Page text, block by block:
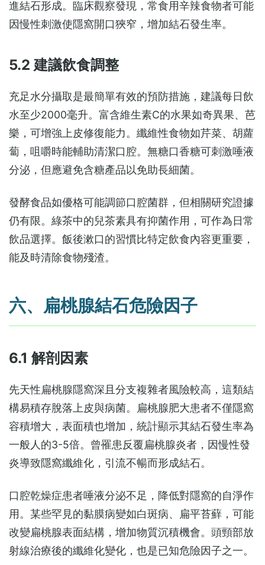
進結石形成。臨床觀察發現，常食用辛辣食物者可能
因慢性刺激使隱窩開口狹窄，增加結石發生率。
5.2 建議飲食調整
充足水分攝取是最簡單有效的預防措施，建議每日飲
水至少2000毫升。富含維生素C的水果如奇異果、芭
樂，可增強上皮修復能力。纖維性食物如芹菜、胡蘿
蔔，咀嚼時能輔助清潔口腔。無糖口香糖可刺激唾液
分泌，但應避免含糖產品以免助長細菌。
發酵食品如優格可能調節口腔菌群，但相關研究證據
仍有限。綠茶中的兒茶素具有抑菌作用，可作為日常
飲品選擇。飯後漱口的習慣比特定飲食內容更重要，
能及時清除食物殘渣。
六、扁桃腺結石危險因子
6.1 解剖因素
先天性扁桃腺隱窩深且分支複雜者風險較高，這類結
構易積存脫落上皮與病菌。扁桃腺肥大患者不僅隱窩
容積增大，表面積也增加，統計顯示其結石發生率為
一般人的3-5倍。曾罹患反覆扁桃腺炎者，因慢性發
炎導致隱窩纖維化，引流不暢而形成結石。
口腔乾燥症患者唾液分泌不足，降低對隱窩的自淨作
用。某些罕見的黏膜病變如白斑病、扁平苔蘚，可能
改變扁桃腺表面結構，增加物質沉積機會。頭頸部放
射線治療後的纖維化變化，也是已知危險因子之一。